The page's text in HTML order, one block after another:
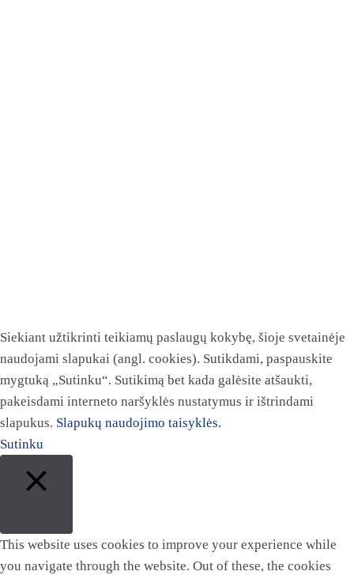
Siekiant užtikrinti teikiamų paslaugų kokybę, šioje svetainėje
naudojami slapukai (angl. cookies). Sutikdami, paspauskite
mygtuką „Sutinku“. Sutikimą bet kada galėsite atšaukti,
pakeisdami interneto naršyklės nustatymus ir ištrindami
slapukus. Slapukų naudojimo taisyklės.
Sutinku
This website uses cookies to improve your experience while
you navigate through the website. Out of these, the cookies